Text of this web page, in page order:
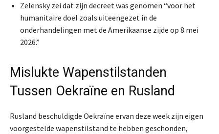
Zelensky zei dat zijn decreet was genomen “voor het
humanitaire doel zoals uiteengezet in de
onderhandelingen met de Amerikaanse zijde op 8 mei
2026.”
Mislukte Wapenstilstanden
Tussen Oekraïne en Rusland
Rusland beschuldigde Oekraïne ervan deze week zijn eigen
voorgestelde wapenstilstand te hebben geschonden,